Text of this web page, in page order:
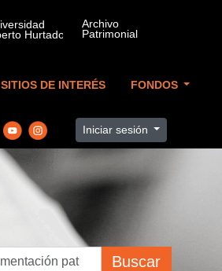
SITIOS DE INTERÉS FONDOS
Iniciar sesión
Buscar